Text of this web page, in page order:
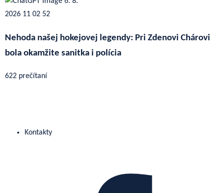
Nehoda našej hokejovej legendy: Pri Zdenovi Chárovi
bola okamžite sanitka i polícia
622 prečítaní
Kontakty